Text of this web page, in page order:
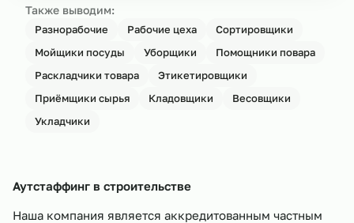
Также выводим:
Разнорабочие Рабочие цеха
Сортировщики
Мойщики посуды
Уборщики
Помощники повара
Раскладчики товара
Этикетировщики
Приёмщики сырья
Кладовщики
Весовщики
Укладчики
Аутстаффинг в строительстве
Наша компания является аккредитованным частным